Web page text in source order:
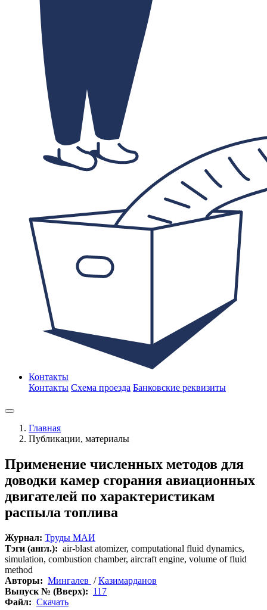
Контакты
Контакты Схема проезда Банковские реквизиты
Главная
Публикации, материалы
Применение численных методов для
доводки камер сгорания авиационных
двигателей по характеристикам
распыла топлива
Журнал: Труды МАИ
Тэги (англ.): air-blast atomizer, computational fluid dynamics,
simulation, combustion chamber, aircraft engine, volume of fluid
method
Авторы: Мингалев /Казимарданов
Выпуск № (Вверх): 117
Файл: Скачать